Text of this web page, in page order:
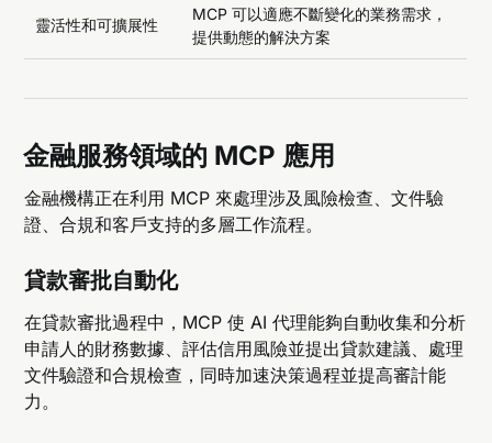
靈活性和可擴展性
MCP 可以適應不斷變化的業務需求，
提供動態的解決方案
金融服務領域的 MCP 應用
金融機構正在利用 MCP 來處理涉及風險檢查、文件驗
證、合規和客戶支持的多層工作流程。
貸款審批自動化
在貸款審批過程中，MCP 使 AI 代理能夠自動收集和分析
申請人的財務數據、評估信用風險並提出貸款建議、處理
文件驗證和合規檢查，同時加速決策過程並提高審計能
力。